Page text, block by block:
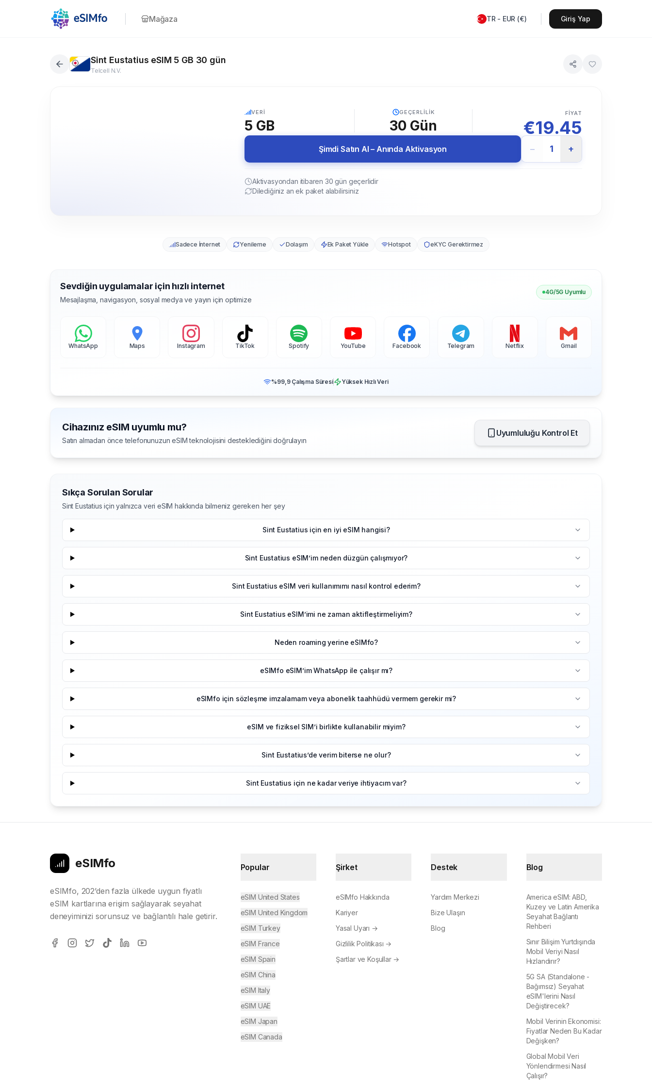
Mağaza TR - EUR (€) Giriş Yap
Sint Eustatius eSIM 5 GB 30 gün
Telcell N.V.
VERI
5 GB
GEÇERLILIK
30 Gün
FIYAT
€19.45
Şimdi Satın Al – Anında Aktivasyon − 1 +
Aktivasyondan itibaren 30 gün geçerlidir
Dilediğiniz an ek paket alabilirsiniz
Sadece İnternet Yenileme Dolaşım Ek Paket Yükle Hotspot eKYC Gerektirmez
Sevdiğin uygulamalar için hızlı internet
Mesajlaşma, navigasyon, sosyal medya ve yayın için optimize
4G/5G Uyumlu
WhatsApp Maps Instagram TikTok Spotify YouTube Facebook Telegram Netflix Gmail
%99,9 Çalışma Süresi Yüksek Hızlı Veri
Cihazınız eSIM uyumlu mu?
Satın almadan önce telefonunuzun eSIM teknolojisini desteklediğini doğrulayın
Uyumluluğu Kontrol Et
Sıkça Sorulan Sorular
Sint Eustatius için yalnızca veri eSIM hakkında bilmeniz gereken her şey
Sint Eustatius için en iyi eSIM hangisi?
Sint Eustatius eSIM’im neden düzgün çalışmıyor?
Sint Eustatius eSIM veri kullanımımı nasıl kontrol ederim?
Sint Eustatius eSIM’imi ne zaman aktifleştirmeliyim?
Neden roaming yerine eSIMfo?
eSIMfo eSIM’im WhatsApp ile çalışır mı?
eSIMfo için sözleşme imzalamam veya abonelik taahhüdü vermem gerekir mi?
eSIM ve fiziksel SIM’i birlikte kullanabilir miyim?
Sint Eustatius’de verim biterse ne olur?
Sint Eustatius için ne kadar veriye ihtiyacım var?
eSIMfo
eSIMfo, 202’den fazla ülkede uygun fiyatlı
eSIM kartlarına erişim sağlayarak seyahat
deneyiminizi sorunsuz ve bağlantılı hale getirir.
Popular
eSIM United States
eSIM United Kingdom
eSIM Turkey
eSIM France
eSIM Spain
eSIM China
eSIM Italy
eSIM UAE
eSIM Japan
eSIM Canada
Şirket
eSIMfo Hakkında
Kariyer
Yasal Uyarı →
Gizlilik Politikası →
Şartlar ve Koşullar→
Destek
Yardım Merkezi
Bize Ulaşın
Blog
Blog
America eSIM: ABD,
Kuzey ve Latin Amerika
Seyahat Bağlantı
Rehberi
Sınır Bilişim Yurtdışında
Mobil Veriyi Nasıl
Hızlandırır?
5G SA (Standalone -
Bağımsız) Seyahat
eSIM'lerini Nasıl
Değiştirecek?
Mobil Verinin Ekonomisi:
Fiyatlar Neden Bu Kadar
Değişken?
Global Mobil Veri
Yönlendirmesi Nasıl
Çalışır?